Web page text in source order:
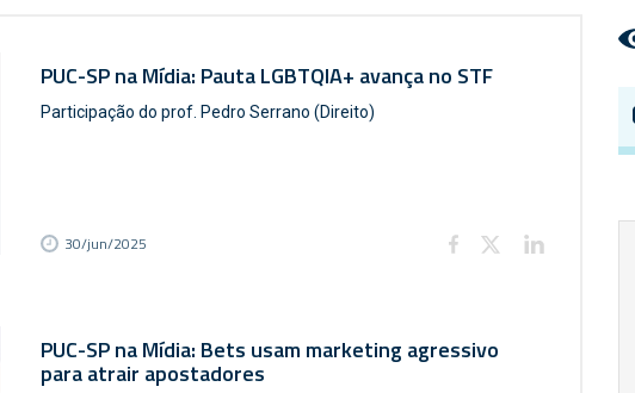
PUC-SP na Mídia: Pauta LGBTQIA+ avança no STF
Participação do prof. Pedro Serrano (Direito)
30/jun/2025
PUC-SP na Mídia: Bets usam marketing agressivo
para atrair apostadores